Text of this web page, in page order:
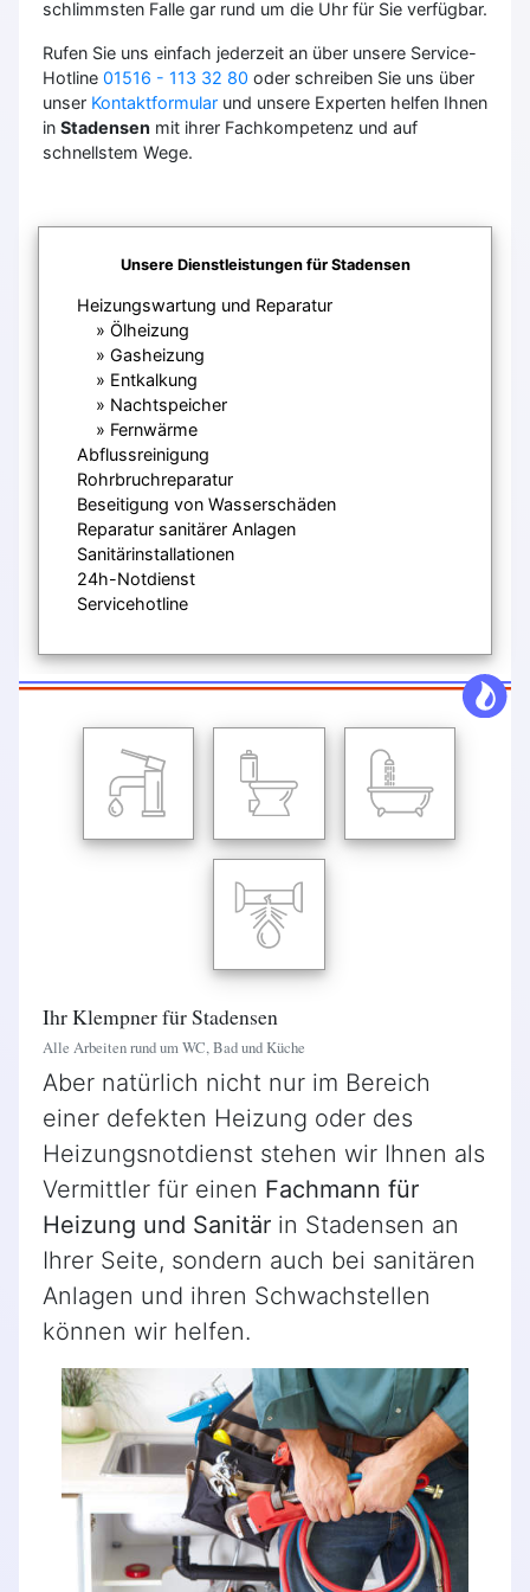
schlimmsten Falle gar rund um die Uhr für Sie verfügbar.
Rufen Sie uns einfach jederzeit an über unsere Service-
Hotline 01516 - 113 32 80 oder schreiben Sie uns über
unser Kontaktformular und unsere Experten helfen Ihnen
in Stadensen mit ihrer Fachkompetenz und auf
schnellstem Wege.
Unsere Dienstleistungen für Stadensen
Heizungswartung und Reparatur
Ölheizung
Gasheizung
Entkalkung
Nachtspeicher
Fernwärme
Abflussreinigung
Rohrbruchreparatur
Beseitigung von Wasserschäden
Reparatur sanitärer Anlagen
Sanitärinstallationen
24h-Notdienst
Servicehotline
Ihr Klempner für Stadensen
Alle Arbeiten rund um WC, Bad und Küche
Aber natürlich nicht nur im Bereich
einer defekten Heizung oder des
Heizungsnotdienst stehen wir Ihnen als
Vermittler für einen Fachmann für
Heizung und Sanitär in Stadensen an
Ihrer Seite, sondern auch bei sanitären
Anlagen und ihren Schwachstellen
können wir helfen.